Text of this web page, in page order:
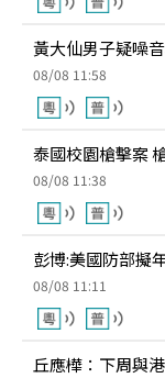
黃大仙男子疑噪
08/08 11:58
泰國校園槍擊案
08/08 11:38
彭博:美國防部擬
08/08 11:11
丘應樺：下周與